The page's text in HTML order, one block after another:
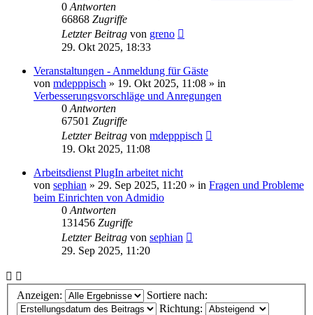
0 Antworten
66868 Zugriffe
Letzter Beitrag von greno
29. Okt 2025, 18:33
Veranstaltungen - Anmeldung für Gäste
von mdepppisch » 19. Okt 2025, 11:08 » in
Verbesserungsvorschläge und Anregungen
0 Antworten
67501 Zugriffe
Letzter Beitrag von mdepppisch
19. Okt 2025, 11:08
Arbeitsdienst PlugIn arbeitet nicht
von sephian » 29. Sep 2025, 11:20 » in Fragen und Probleme
beim Einrichten von Admidio
0 Antworten
131456 Zugriffe
Letzter Beitrag von sephian
29. Sep 2025, 11:20
Anzeigen:
Sortiere nach:
Richtung: